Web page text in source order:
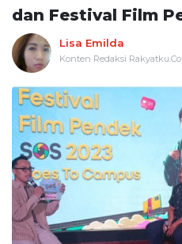
dan Festival Film
Lisa Emilda
Konten Redaksi